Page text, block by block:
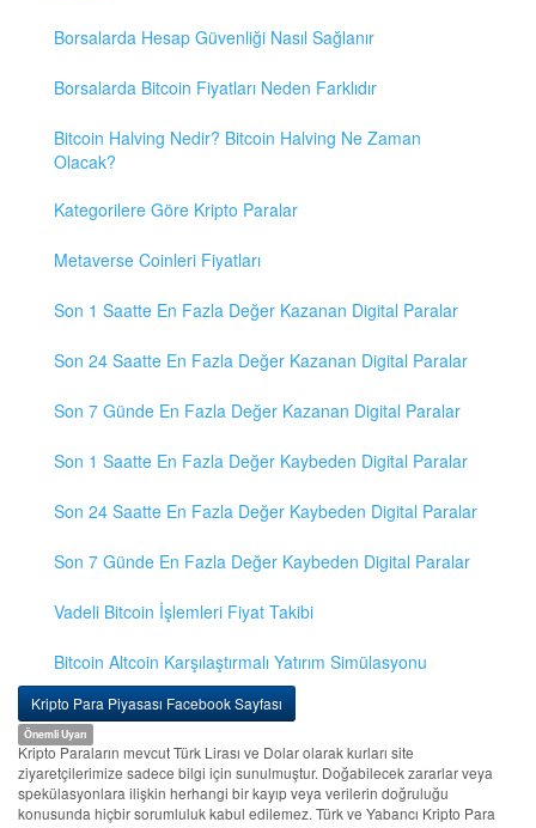
Borsalarda Hesap Güvenliği Nasıl Sağlanır
Borsalarda Bitcoin Fiyatları Neden Farklıdır
Bitcoin Halving Nedir? Bitcoin Halving Ne Zaman
Olacak?
Kategorilere Göre Kripto Paralar
Metaverse Coinleri Fiyatları
Son 1 Saatte En Fazla Değer Kazanan Digital Paralar
Son 24 Saatte En Fazla Değer Kazanan Digital Paralar
Son 7 Günde En Fazla Değer Kazanan Digital Paralar
Son 1 Saatte En Fazla Değer Kaybeden Digital Paralar
Son 24 Saatte En Fazla Değer Kaybeden Digital Paralar
Son 7 Günde En Fazla Değer Kaybeden Digital Paralar
Vadeli Bitcoin İşlemleri Fiyat Takibi
Bitcoin Altcoin Karşılaştırmalı Yatırım Simülasyonu
Kripto Para Piyasası Facebook Sayfası
Önemli Uyarı
Kripto Paraların mevcut Türk Lirası ve Dolar olarak kurları site
ziyaretçilerimize sadece bilgi için sunulmuştur. Doğabilecek zararlar veya
spekülasyonlara ilişkin herhangi bir kayıp veya verilerin doğruluğu
konusunda hiçbir sorumluluk kabul edilemez. Türk ve Yabancı Kripto Para